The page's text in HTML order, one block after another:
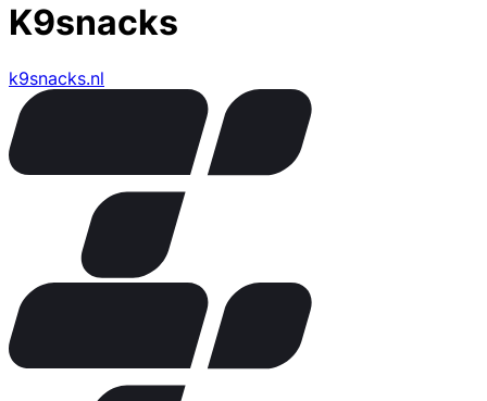
K9snacks
k9snacks.nl